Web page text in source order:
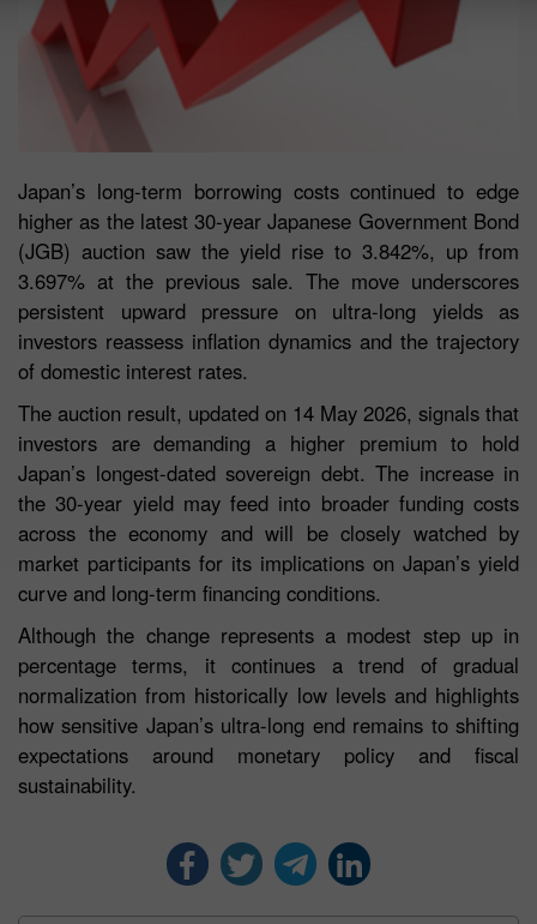
Japan’s long-term borrowing costs continued to edge
higher as the latest 30-year Japanese Government Bond
(JGB) auction saw the yield rise to 3.842%, up from
3.697% at the previous sale. The move underscores
persistent upward pressure on ultra-long yields as
investors reassess inflation dynamics and the trajectory
of domestic interest rates.
The auction result, updated on 14 May 2026, signals that
investors are demanding a higher premium to hold
Japan’s longest-dated sovereign debt. The increase in
the 30-year yield may feed into broader funding costs
across the economy and will be closely watched by
market participants for its implications on Japan’s yield
curve and long-term financing conditions.
Although the change represents a modest step up in
percentage terms, it continues a trend of gradual
normalization from historically low levels and highlights
how sensitive Japan’s ultra-long end remains to shifting
expectations around monetary policy and fiscal
sustainability.